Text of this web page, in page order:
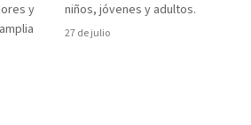
y
niños, jóvenes y adultos.
27 de julio